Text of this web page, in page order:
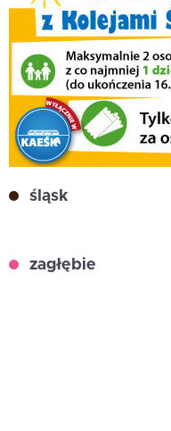
śląsk
zagłębie